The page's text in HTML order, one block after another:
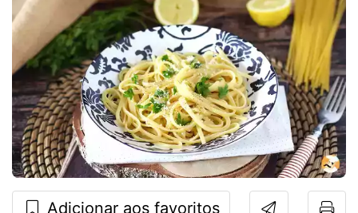
Adicionar aos favoritos